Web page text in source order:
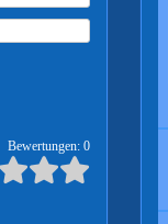
Bewertungen: 0